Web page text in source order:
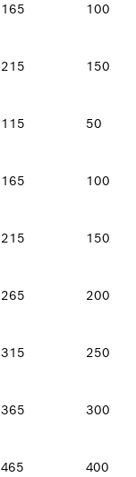
165 100
215 150
115 50
165 100
215 150
265 200
315 250
365 300
465 400